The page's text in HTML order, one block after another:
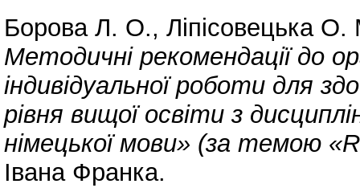
Борова Л. О., Ліпісовецька
Методичні рекомендації до
індивідуальної роботи для
рівня вищої освіти з
німецької мови» (за темою
Івана Франка.